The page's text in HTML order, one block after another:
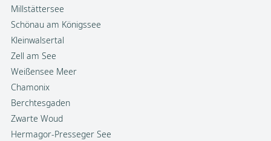
Millstättersee
Schönau am Königssee
Kleinwalsertal
Zell am See
Weißensee Meer
Chamonix
Berchtesgaden
Zwarte Woud
Hermagor-Presseger See